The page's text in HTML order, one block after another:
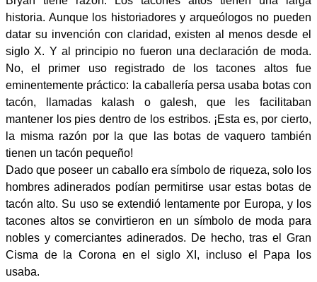
historia. Aunque los historiadores y arqueólogos no pueden
datar su invención con claridad, existen al menos desde el
siglo X. Y al principio no fueron una declaración de moda.
No, el primer uso registrado de los tacones altos fue
eminentemente práctico: la caballería persa usaba botas con
tacón, llamadas kalash o galesh, que les facilitaban
mantener los pies dentro de los estribos. ¡Esta es, por cierto,
la misma razón por la que las botas de vaquero también
tienen un tacón pequeño!
Dado que poseer un caballo era símbolo de riqueza, solo los
hombres adinerados podían permitirse usar estas botas de
tacón alto. Su uso se extendió lentamente por Europa, y los
tacones altos se convirtieron en un símbolo de moda para
nobles y comerciantes adinerados. De hecho, tras el Gran
Cisma de la Corona en el siglo XI, incluso el Papa los
usaba.